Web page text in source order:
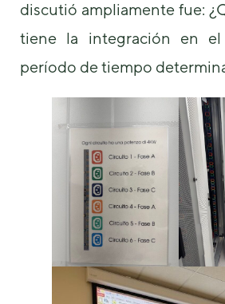
discutió ampliamente fue:
tiene la integración en
período de tiempo